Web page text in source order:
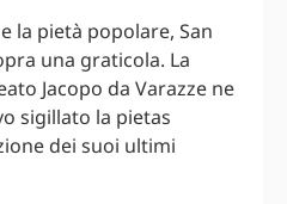
la pietà popolare, San
una graticola. La
Jacopo da Varazze ne
sigillato la pietas
dei suoi ultimi